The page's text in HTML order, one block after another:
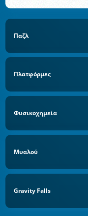
Παζλ
Πλατφόρμες
Φυσικοχημεία
Μυαλού
Gravity Falls